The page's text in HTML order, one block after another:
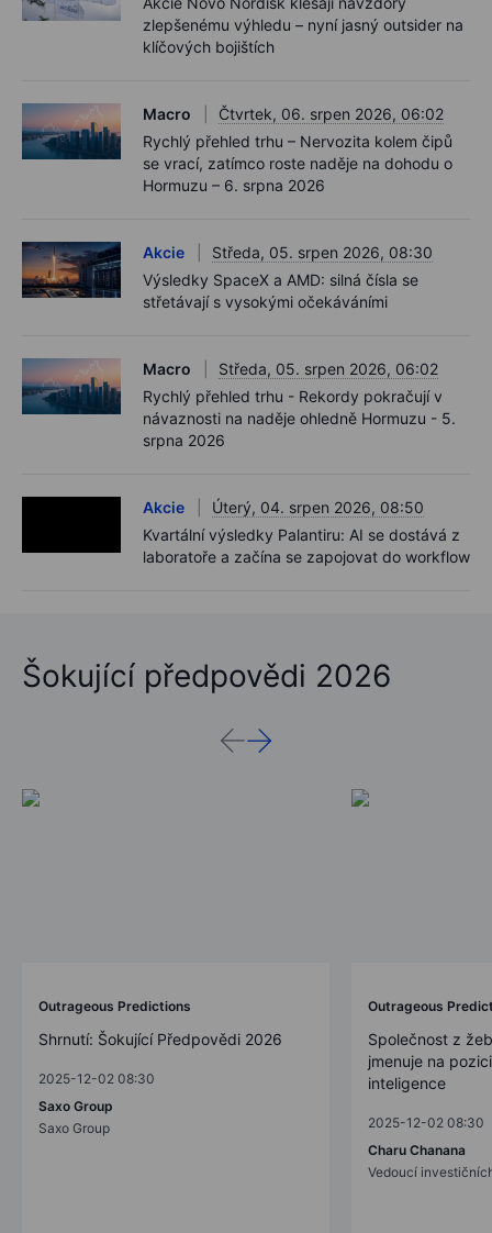
zlepšenému výhledu – nyní jasný outsider na
klíčových bojištích
Macro
Čtvrtek, 06. srpen 2026, 06:02
Rychlý přehled trhu – Nervozita kolem čipů
se vrací, zatímco roste naděje na dohodu o
Hormuzu – 6. srpna 2026
Akcie
Středa, 05. srpen 2026, 08:30
Výsledky SpaceX a AMD: silná čísla se
střetávají s vysokými očekáváními
Macro
Středa, 05. srpen 2026, 06:02
Rychlý přehled trhu - Rekordy pokračují v
návaznosti na naděje ohledně Hormuzu - 5.
srpna 2026
Akcie
Úterý, 04. srpen 2026, 08:50
Kvartální výsledky Palantiru: AI se dostává z
laboratoře a začína se zapojovat do workflow
Šokující předpovědi 2026
Outrageous Predictions
Shrnutí: Šokující Předpovědi 2026
2025-12-02 08:30
Saxo Group
Saxo Group
Outrageous
Společnost z
jmenuje na
inteligence
2025-12-02 08:30
Charu Chanana
Vedoucí